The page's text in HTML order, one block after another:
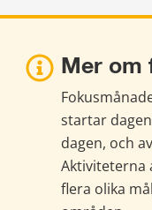
Mer om
startar
dagen, och
Aktiviteterna
flera olika